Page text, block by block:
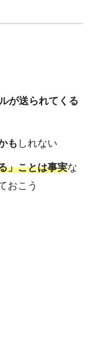
が送られてくる
も しれない
」ことは事実な
おこう